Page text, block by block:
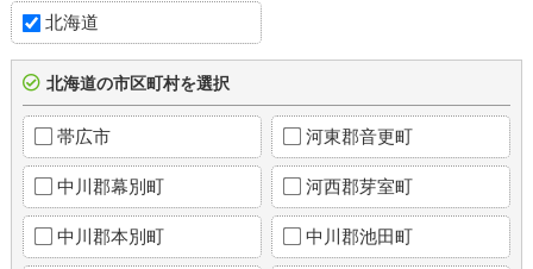
北海道
北海道の市区町村を選択
帯広市 河東郡音更町
中川郡幕別町 河西郡芽室町
中川郡本別町 中川郡池田町